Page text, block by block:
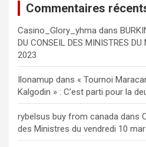
Commentaires
Сasino_Glory_yhma dans
DU CONSEIL DES MINISTRES DU
2023
Ilonamup dans « Tournoi
Kalgodin » : C’est parti pour la
rybelsus buy from canada dans
des Ministres du vendredi 10